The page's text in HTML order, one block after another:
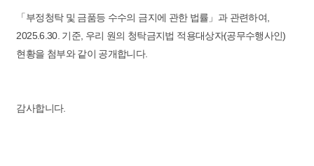
「부정청탁 및 금품등 수수의 금지에 관한 법률」과 관련하여,
2025.6.30. 기준, 우리 원의 청탁금지법 적용대상자(공무수행사인)
현황을 첨부와 같이 공개합니다.
감사합니다.